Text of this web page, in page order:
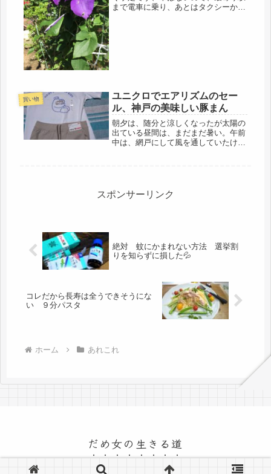
まで電車に乗り、あとはタクシーか
買い物
ユニクロでエアリズムのセー
ル、神戸の美味しい豚まん
朝夕は、随分と涼しくなったが太陽の
出ている昼間は、まだまだ暑い。午前
中は、網戸にして風を通していたけれ
用...
スポンサーリンク
絶対 蚊にかまれない方法 選挙割
りを知らずに損した💦
コレだから長寿は全うできそうにな
い ９分パスタ
ホーム あれこれ
だめ女の生きる道
© 2015 だめ女の生きる道.